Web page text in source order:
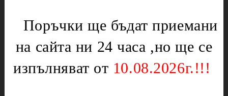
Вентилатори за
фурни,перки
Врътки
Бояджиски пистолети
Дискове
Дискове диамантени
Поръчки ще бъдат приемани
на сайта ни 24 часа ,но ще се
изпълняват от 10.08.2026г.!!!